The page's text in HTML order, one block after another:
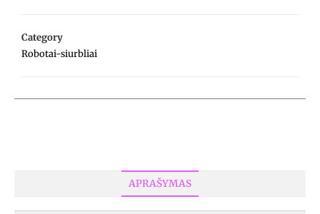
Category
Robotai-siurbliai
APRAŠYMAS